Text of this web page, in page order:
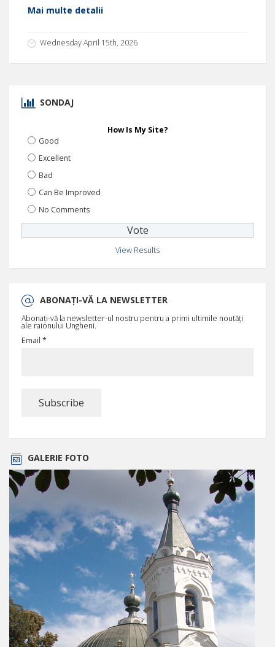
Mai multe detalii
Wednesday April 15th, 2026
SONDAJ
How Is My Site?
Good
Excellent
Bad
Can Be Improved
No Comments
View Results
ABONAȚI-VĂ LA NEWSLETTER
Abonați-vă la newsletter-ul nostru pentru a primi ultimile noutăți
ale raionului Ungheni.
Email *
GALERIE FOTO